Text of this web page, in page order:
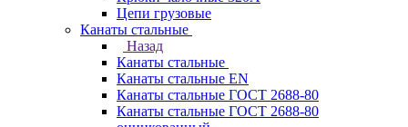
Цепи грузовые
Канаты стальные
Назад
Канаты стальные
Канаты стальные EN
Канаты стальные ГОСТ 2688-80
Канаты стальные ГОСТ 2688-80